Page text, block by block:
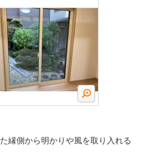
縁側から明かりや風を取り入れる